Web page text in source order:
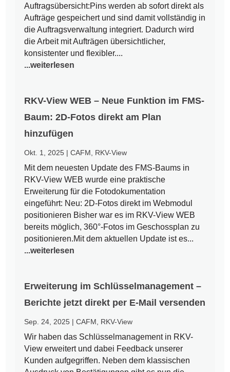
Auftragsübersicht:Pins werden ab sofort direkt als
Aufträge gespeichert und sind damit vollständig in
die Auftragsverwaltung integriert. Dadurch wird
die Arbeit mit Aufträgen übersichtlicher,
konsistenter und flexibler....
...weiterlesen
RKV-View WEB – Neue Funktion im FMS-
Baum: 2D-Fotos direkt am Plan
hinzufügen
Okt. 1, 2025 |CAFM RKV-View
Mit dem neuesten Update des FMS-Baums in
RKV-View WEB wurde eine praktische
Erweiterung für die Fotodokumentation
eingeführt: Neu: 2D-Fotos direkt im Webmodul
positionieren Bisher war es im RKV-View WEB
bereits möglich, 360°-Fotos im Geschossplan zu
positionieren.Mit dem aktuellen Update ist es...
...weiterlesen
Erweiterung im Schlüsselmanagement –
Berichte jetzt direkt per E-Mail versenden
Sep. 24, 2025 |CAFM RKV-View
Wir haben das Schlüsselmanagement in RKV-
View erweitert und dabei Feedback unserer
Kunden aufgegriffen. Neben dem klassischen